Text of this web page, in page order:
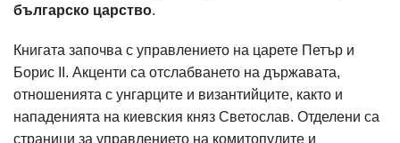
българско царство.
Книгата започва с управлението на царете Петър и
Борис II. Акценти са отслабването на държавата,
отношенията с унгарците и византийците, както и
нападенията на киевския княз Светослав. Отделени са
страници за управлението на комитопулите и